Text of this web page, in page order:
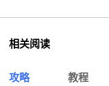
相关阅读
攻略 教程